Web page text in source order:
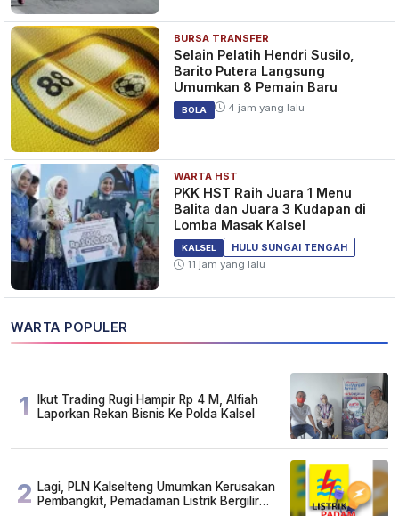
BURSA TRANSFER
Selain Pelatih Hendri Susilo,
Barito Putera Langsung
Umumkan 8 Pemain Baru
BOLA 4 jam yang lalu
WARTA HST
PKK HST Raih Juara 1 Menu
Balita dan Juara 3 Kudapan di
Lomba Masak Kalsel
KALSEL
HULU SUNGAI TENGAH
11 jam yang lalu
WARTA POPULER
1
Ikut Trading Rugi Hampir Rp 4 M, Alfiah
Laporkan Rekan Bisnis Ke Polda Kalsel
2 Lagi, PLN Kalselteng Umumkan Kerusakan
Pembangkit, Pemadaman Listrik Bergilir